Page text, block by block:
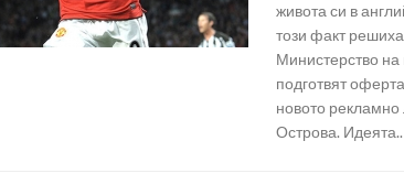
живота си в
този факт
Министерство
подготвят
новото рекламно
Острова. Идеята..